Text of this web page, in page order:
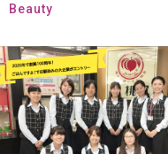
Beauty